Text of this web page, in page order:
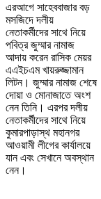
এরআগে সাহেববাজার বড়
মসজিদে দলীয়
নেতাকর্মীদের সাথে নিয়ে
পবিত্র জুম্মার নামাজ
আদায় করেন রাসিক মেয়র
এএইচএম খায়রুজ্জামান
লিটন। জুম্মার নামাজ শেষে
দোয়া ও মোনাজাতে অংশ
নেন তিনি। এরপর দলীয়
নেতাকর্মীদের সাথে নিয়ে
কুমারপাড়াস্থ মহানগর
আওয়ামী লীগের কার্যালয়ে
যান এবং সেখানে অবস্থান
নেন।